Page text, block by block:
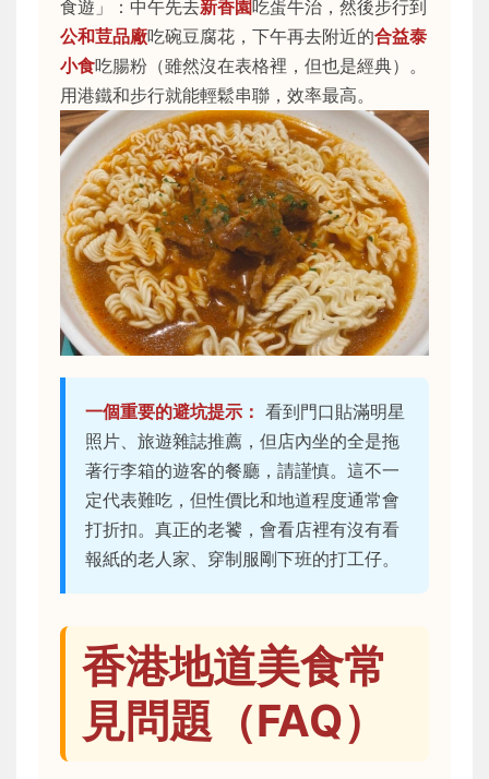
食遊」：中午先去新香園吃蛋牛治，然後步行到
公和荳品廠吃碗豆腐花，下午再去附近的合益泰
小食吃腸粉（雖然沒在表格裡，但也是經典）。
用港鐵和步行就能輕鬆串聯，效率最高。
一個重要的避坑提示： 看到門口貼滿明星
照片、旅遊雜誌推薦，但店內坐的全是拖
著行李箱的遊客的餐廳，請謹慎。這不一
定代表難吃，但性價比和地道程度通常會
打折扣。真正的老饕，會看店裡有沒有看
報紙的老人家、穿制服剛下班的打工仔。
香港地道美食常
見問題（FAQ）